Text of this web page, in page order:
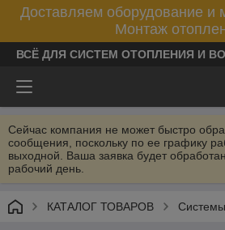
Доставляем оборудование и
Монтаж
ВСЁ ДЛЯ СИСТЕМ ОТОПЛЕНИЯ И
Сейчас компания не может быстро
сообщения, поскольку по ее графику
выходной. Ваша заявка будет
рабочий день.
КАТАЛОГ ТОВАРОВ